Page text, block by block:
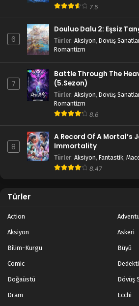
7.5
6
Douluo Dalu 2: Eşsiz
Türler: Aksiyon, Dövüş
Romantizm
7
Battle Through The
(5.Sezon)
Türler: Aksiyon, Dövüş
Romantizm
8.6
8
A Record Of A Mortal’s
Immortality
Türler: Aksiyon, Fantastik,
8.47
Türler
Action
Aksiyon Askeri
Bilim-Kurgu Büyü
Comic
Doğaüstü Dövüş
Dram Ecchi